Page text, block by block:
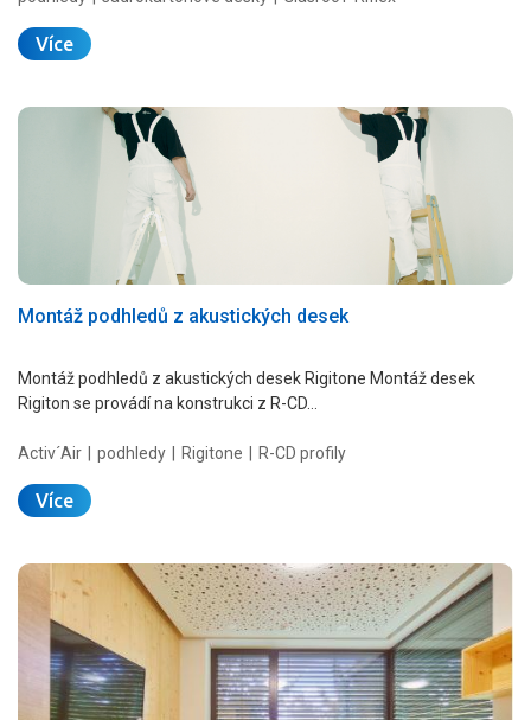
Více
Montáž podhledů z akustických desek
Montáž podhledů z akustických desek Rigitone Montáž desek
Rigiton se provádí na konstrukci z R-CD…
Activ´Air podhledy Rigitone R-CD profily
Více